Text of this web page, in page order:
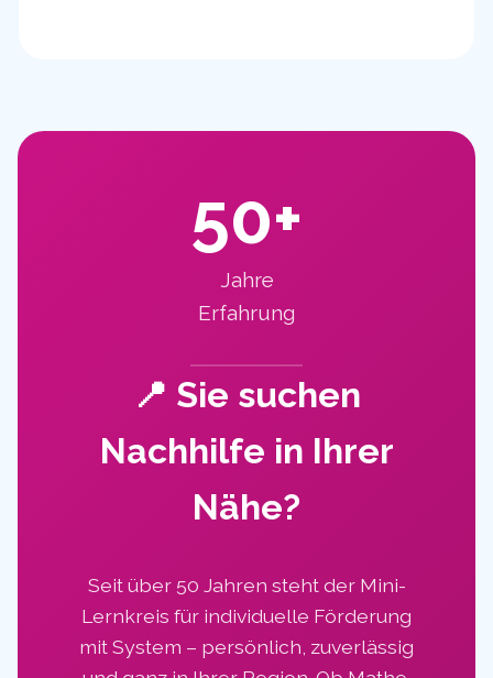
50+
Jahre
Erfahrung
📍 Sie suchen
Nachhilfe in Ihrer
Nähe?
Seit über 50 Jahren steht der Mini-
Lernkreis für individuelle Förderung
mit System – persönlich, zuverlässig